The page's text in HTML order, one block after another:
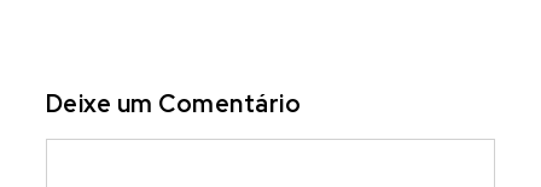
Deixe um Comentário